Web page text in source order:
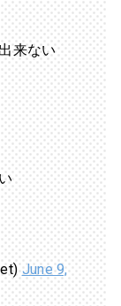
来ない
June 9,